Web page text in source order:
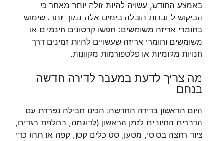
באמצע החודש, עשויה להיות זולה יותר מאחר כי
הביקוש לחברות הובלה בימים אלה נמוך יותר. שימוש
בחומרי אריזה משומשים: חפשו קרטונים חינמיים או
משומשים וחומרי אריזה שעשויים להיות זמינים דרך
חנויות מקומיות או פלטפורמות מקוונות.
מה צריך לדעת במעבר לדירה חדשה
בנחם
היום הראשון בדירה החדשה: הכינו חבילה נפרדת עם
הדברים החיוניים לזמן הראשון (לדוגמה, החלפת בגדים,
ציוד רחצה בסיסי, מטען, סט כלים קטן, קפה או תה) כדי